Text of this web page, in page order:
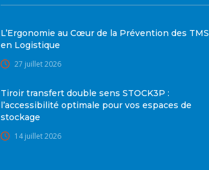
L’Ergonomie au Cœur de la Prévention des TMS
en Logistique
27 juillet 2026
Tiroir transfert double sens STOCK3P :
l’accessibilité optimale pour vos espaces de
stockage
14 juillet 2026